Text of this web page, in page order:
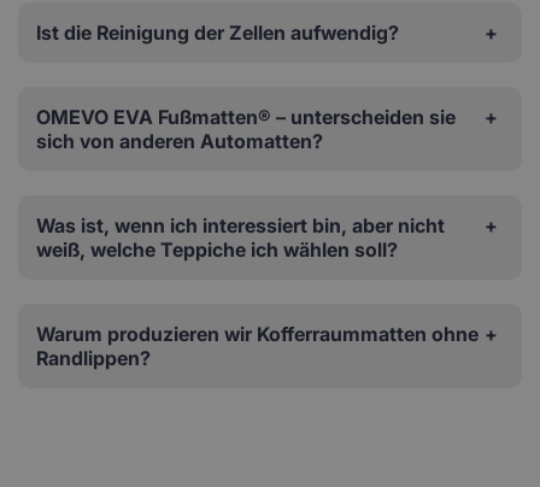
Ist die Reinigung der Zellen aufwendig?
OMEVO EVA Fußmatten® – unterscheiden sie
sich von anderen Automatten?
Was ist, wenn ich interessiert bin, aber nicht
weiß, welche Teppiche ich wählen soll?
Warum produzieren wir Kofferraummatten ohne
Randlippen?